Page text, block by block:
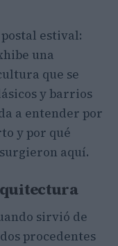
estival:
una
que se
y barrios
a entender por
y por qué
aquí.
sirvió de
procedentes